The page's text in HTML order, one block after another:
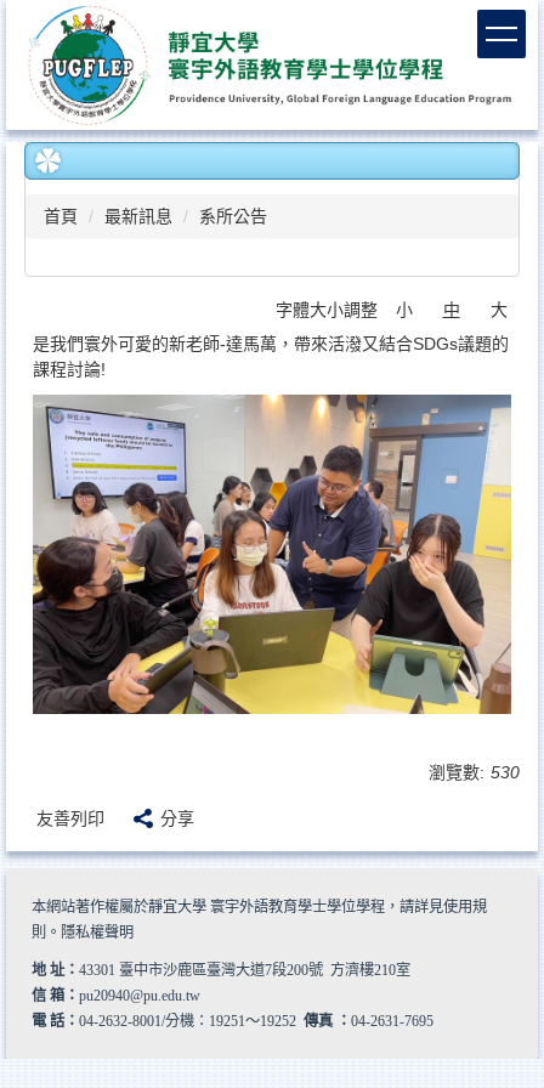
容
區
首頁 最新訊息 系所公告
字體大小調整 小 中
大
是我們寰外可愛的新老師-達馬萬，帶來活潑又結合SDGs議題的
課程討論!
瀏覽數: 530
友善列印 分享
本網站著作權屬於靜宜大學 寰宇外語教育學士學位學程，請詳見使用規
則 。 隱私權聲明
地 址： 43301 臺中市沙鹿區臺灣大道7段200號 方濟樓210室
信 箱： pu20940@pu.edu.tw
電 話： 04-2632-8001/分機：19251～19252 傳真 ： 04-2631-7695